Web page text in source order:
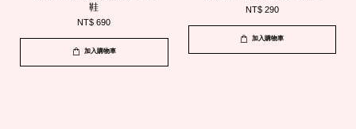
鞋
NT$ 690
加入購物車
NT$ 290
加入購物車